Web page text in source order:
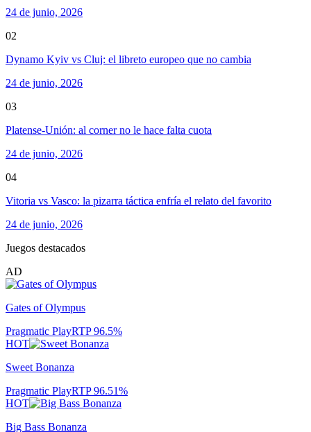
24 de junio, 2026
02
Dynamo Kyiv vs Cluj: el libreto europeo que no cambia
24 de junio, 2026
03
Platense-Unión: al corner no le hace falta cuota
24 de junio, 2026
04
Vitoria vs Vasco: la pizarra táctica enfría el relato del favorito
24 de junio, 2026
Juegos destacados
AD
Gates of Olympus
Pragmatic PlayRTP96.5%
HOT
Sweet Bonanza
Pragmatic PlayRTP96.51%
HOT
Big Bass Bonanza